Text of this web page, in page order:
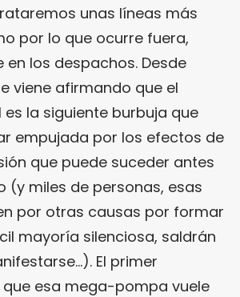
unas líneas más
por lo que ocurre fuera,
en los despachos. Desde
viene afirmando que el
la siguiente burbuja que
empujada por los efectos de
que puede suceder antes
(y miles de personas, esas
por otras causas por formar
mayoría silenciosa, saldrán
El primer
esa mega-pompa vuele